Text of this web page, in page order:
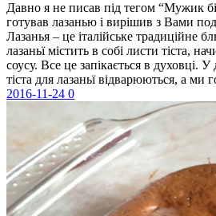
Давно я не писав під тегом “Мужик
готував лазанью і вирішив з Вами
Лазанья – це італійське традиційне
лазаньї містить в собі листи тіста,
соусу. Все це запікається в духовці.
тіста для лазаньї відварюються, а
2016-11-24 0